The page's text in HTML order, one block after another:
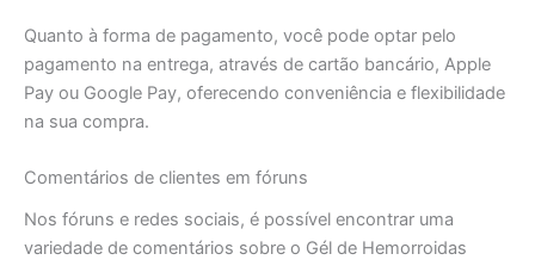
Quanto à forma de pagamento, você pode optar pelo
pagamento na entrega, através de cartão bancário, Apple
Pay ou Google Pay, oferecendo conveniência e flexibilidade
na sua compra.
Comentários de clientes em fóruns
Nos fóruns e redes sociais, é possível encontrar uma
variedade de comentários sobre o Gél de Hemorroidas